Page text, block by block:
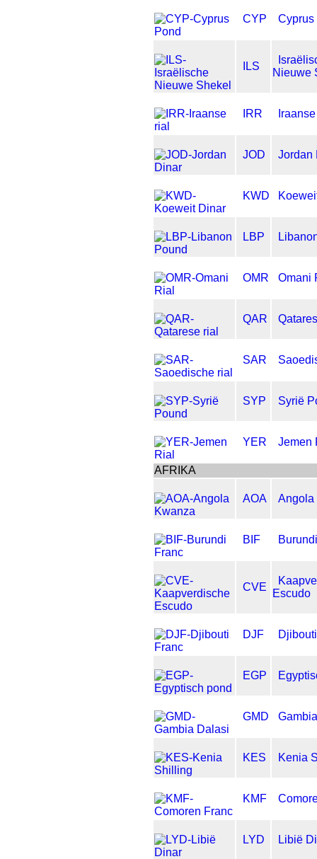
CYP Cyprus
ILS
Nieuwe
IRR
JOD Jordan
KWD
LBP
OMR Omani
QAR
SAR
SYP Syrië
YER Jemen
AFRIKA
AOA Angola
BIF
CVE
Escudo
DJF
EGP
GMD
KES Kenia
KMF
LYD Libië